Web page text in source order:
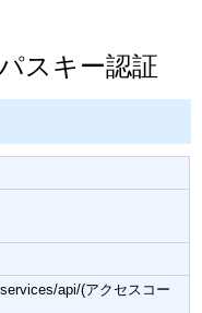
スキー認証
api/(アクセスコー